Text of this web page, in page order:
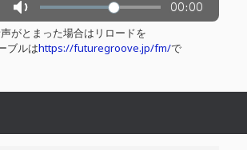
がとまった場合はリロードを
ブルはhttps://futuregroove.jp/fm/で